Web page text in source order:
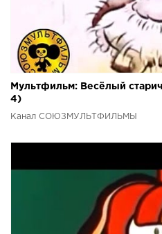
Мультфильм: Весёлый
4)
Канал СОЮЗМУЛЬТФИЛЬМЫ